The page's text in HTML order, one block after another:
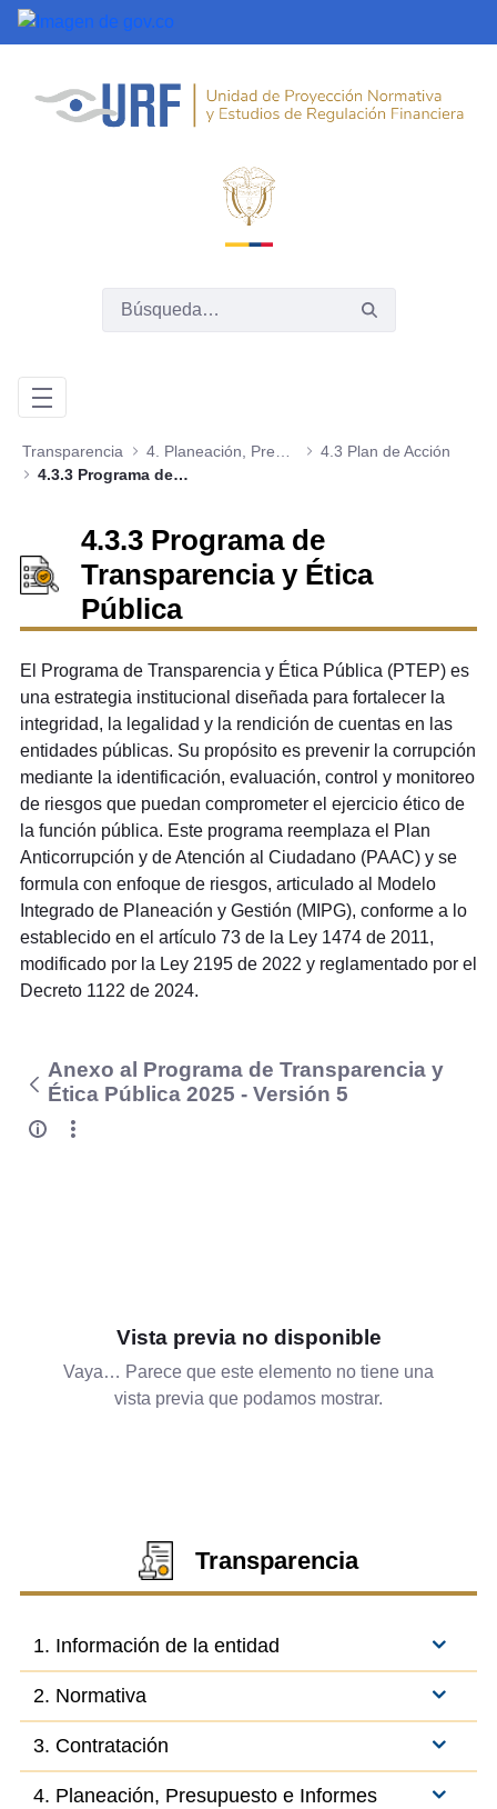
Saltar al contenido principal
Transparencia
4.3 Plan de Acción
4.3.3 Programa de Transparencia y Ética Pública
4.3.3 Programa de
Transparencia y Ética
Pública
El Programa de Transparencia y Ética Pública (PTEP) es
una estrategia institucional diseñada para fortalecer la
integridad, la legalidad y la rendición de cuentas en las
entidades públicas. Su propósito es prevenir la corrupción
mediante la identificación, evaluación, control y monitoreo
de riesgos que puedan comprometer el ejercicio ético de
la función pública. Este programa reemplaza el Plan
Anticorrupción y de Atención al Ciudadano (PAAC) y se
formula con enfoque de riesgos, articulado al Modelo
Integrado de Planeación y Gestión (MIPG), conforme a lo
establecido en el artículo 73 de la Ley 1474 de 2011,
modificado por la Ley 2195 de 2022 y reglamentado por el
Decreto 1122 de 2024.
Anexo al Programa de Transparencia y
Ética Pública 2025 - Versión 5
Vista previa no disponible
Vaya… Parece que este elemento no tiene una
vista previa que podamos mostrar.
Transparencia
1. Información de la entidad
2. Normativa
3. Contratación
4. Planeación, Presupuesto e Informes